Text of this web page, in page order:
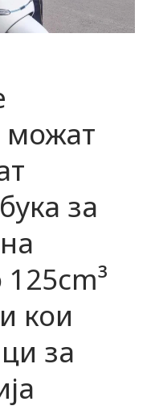
можат
за
кои
за